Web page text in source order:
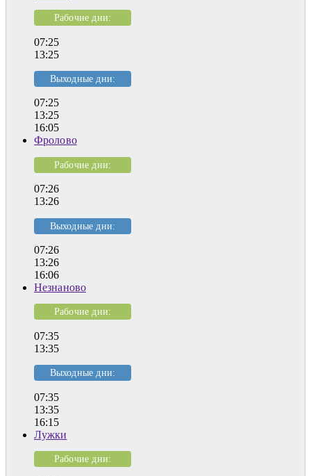
Рабочие дни:
07:25
13:25
Выходные дни:
07:25
13:25
16:05
Фролово
Рабочие дни:
07:26
13:26
Выходные дни:
07:26
13:26
16:06
Незнаново
Рабочие дни:
07:35
13:35
Выходные дни:
07:35
13:35
16:15
Лужки
Рабочие дни: